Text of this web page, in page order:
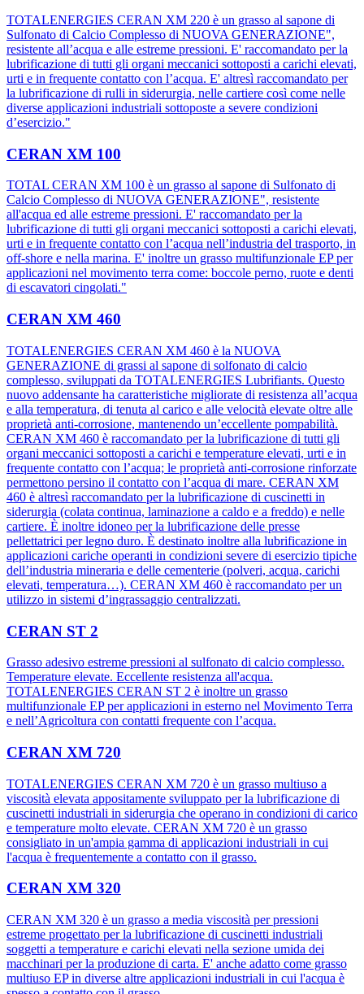
TOTALENERGIES CERAN XM 220 è un grasso al sapone di
Sulfonato di Calcio Complesso di NUOVA GENERAZIONE",
resistente all’acqua e alle estreme pressioni. E' raccomandato per la
lubrificazione di tutti gli organi meccanici sottoposti a carichi elevati,
urti e in frequente contatto con l’acqua. E' altresì raccomandato per
la lubrificazione di rulli in siderurgia, nelle cartiere così come nelle
diverse applicazioni industriali sottoposte a severe condizioni
d’esercizio."
CERAN XM 100
TOTAL CERAN XM 100 è un grasso al sapone di Sulfonato di
Calcio Complesso di NUOVA GENERAZIONE", resistente
all'acqua ed alle estreme pressioni. E' raccomandato per la
lubrificazione di tutti gli organi meccanici sottoposti a carichi elevati,
urti e in frequente contatto con l’acqua nell’industria del trasporto, in
off-shore e nella marina. E' inoltre un grasso multifunzionale EP per
applicazioni nel movimento terra come: boccole perno, ruote e denti
di escavatori cingolati."
CERAN XM 460
TOTALENERGIES CERAN XM 460 è la NUOVA
GENERAZIONE di grassi al sapone di solfonato di calcio
complesso, sviluppati da TOTALENERGIES Lubrifiants. Questo
nuovo addensante ha caratteristiche migliorate di resistenza all’acqua
e alla temperatura, di tenuta al carico e alle velocità elevate oltre alle
proprietà anti-corrosione, mantenendo un’eccellente pompabilità.
CERAN XM 460 è raccomandato per la lubrificazione di tutti gli
organi meccanici sottoposti a carichi e temperature elevati, urti e in
frequente contatto con l’acqua; le proprietà anti-corrosione rinforzate
permettono persino il contatto con l’acqua di mare. CERAN XM
460 è altresì raccomandato per la lubrificazione di cuscinetti in
siderurgia (colata continua, laminazione a caldo e a freddo) e nelle
cartiere. È inoltre idoneo per la lubrificazione delle presse
pellettatrici per legno duro. È destinato inoltre alla lubrificazione in
applicazioni cariche operanti in condizioni severe di esercizio tipiche
dell’industria mineraria e delle cementerie (polveri, acqua, carichi
elevati, temperatura…). CERAN XM 460 è raccomandato per un
utilizzo in sistemi d’ingrassaggio centralizzati.
CERAN ST 2
Grasso adesivo estreme pressioni al sulfonato di calcio complesso.
Temperature elevate. Eccellente resistenza all'acqua.
TOTALENERGIES CERAN ST 2 è inoltre un grasso
multifunzionale EP per applicazioni in esterno nel Movimento Terra
e nell’Agricoltura con contatti frequente con l’acqua.
CERAN XM 720
TOTALENERGIES CERAN XM 720 è un grasso multiuso a
viscosità elevata appositamente sviluppato per la lubrificazione di
cuscinetti industriali in siderurgia che operano in condizioni di carico
e temperature molto elevate. CERAN XM 720 è un grasso
consigliato in un'ampia gamma di applicazioni industriali in cui
l'acqua è frequentemente a contatto con il grasso.
CERAN XM 320
CERAN XM 320 è un grasso a media viscosità per pressioni
estreme progettato per la lubrificazione di cuscinetti industriali
soggetti a temperature e carichi elevati nella sezione umida dei
macchinari per la produzione di carta. E' anche adatto come grasso
multiuso EP in diverse altre applicazioni industriali in cui l'acqua è